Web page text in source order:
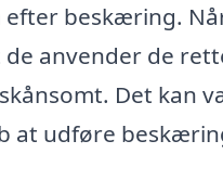
beskæring.
anvender de
Det kan
at udføre